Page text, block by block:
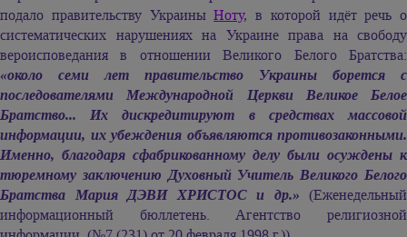
подало правительству УкраиныНоту, в которой идёт речь о
систематических нарушениях на Украине права на свободу
вероисповедания в отношении Великого Белого Братства:
«около семи лет правительство Украины борется с
последователями Международной Церкви Великое Белое
Братство... Их дискредитируют в средствах массовой
информации, их убеждения объявляются противозаконными.
Именно, благодаря сфабрикованному делу были осуждены к
тюремному заключению Духовный Учитель Великого Белого
Братства Мария ДЭВИ ХРИСТОСи др.» (Еженедельный
информационный бюллетень. Агентство религиозной